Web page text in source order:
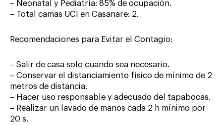
– Neonatal y Pediatría: 85% de ocupación.
– Total camas UCI en Casanare: 2.
Recomendaciones para Evitar el Contagio:
– Salir de casa solo cuando sea necesario.
– Conservar el distanciamiento físico de mínimo de 2
metros de distancia.
– Hacer uso responsable y adecuado del tapabocas.
– Realizar un lavado de manos cada 2 h mínimo por
20 s.